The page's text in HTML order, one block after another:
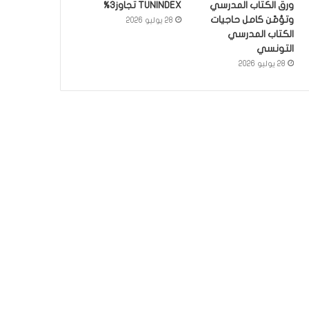
ورق الكتاب المدرسي
وتؤمّن كامل حاجيات
الكتاب المدرسي
التونسي
28 يوليو 2026
TUNINDEX تجاوز3%
28 يوليو 2026